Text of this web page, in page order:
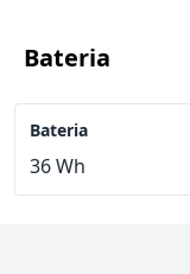
Bateria
Bateria
36 Wh